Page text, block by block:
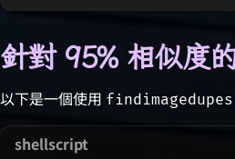
針對 95% 相似度
以下是一個使用 findimagedupes
shellscript